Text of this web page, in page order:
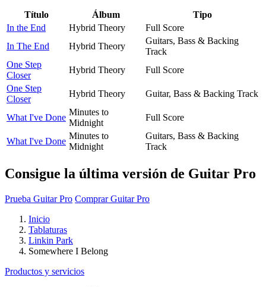
Título Álbum
Tipo
In the End
Hybrid Theory
Full Score
In The End
Hybrid Theory
Guitars, Bass & Backing
Track
One Step
Closer
Hybrid Theory
Full Score
One Step
Closer
Hybrid Theory Guitar, Bass & Backing Track
What I've Done
Minutes to
Midnight
Full Score
What I've Done
Minutes to
Midnight
Guitars, Bass & Backing
Track
Consigue la última versión de Guitar Pro
Prueba Guitar Pro Comprar Guitar Pro
Inicio
Tablaturas
Linkin Park
Somewhere I Belong
Productos y servicios